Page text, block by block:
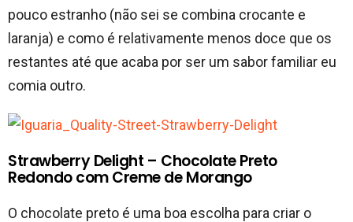
pouco estranho (não sei se combina crocante e
laranja) e como é relativamente menos doce que os
restantes até que acaba por ser um sabor familiar eu
comia outro.
Strawberry Delight – Chocolate Preto
Redondo com Creme de Morango
O chocolate preto é uma boa escolha para criar o